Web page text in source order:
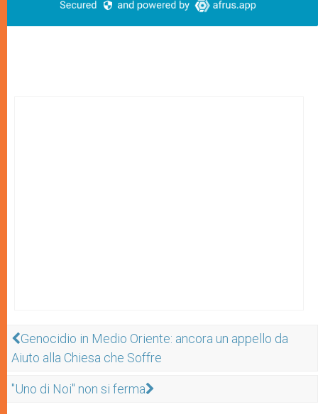
Genocidio in Medio Oriente: ancora un appello da
Aiuto alla Chiesa che Soffre
"Uno di Noi" non si ferma